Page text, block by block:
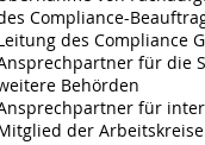
Compliance-
des Compliance
für die
Behörden
für
der